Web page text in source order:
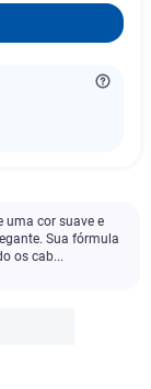
uma cor suave e
Sua fórmula
os cab...